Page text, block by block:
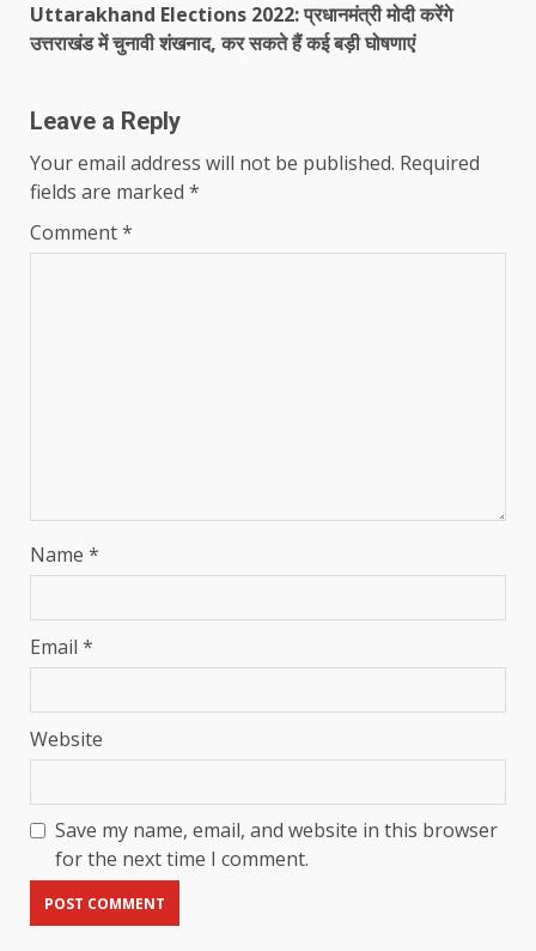
Uttarakhand Elections 2022: प्रधानमंत्री मोदी करेंगे
उत्तराखंड में चुनावी शंखनाद, कर सकते हैं कई बड़ी घोषणाएं
Leave a Reply
Your email address will not be published. Required
fields are marked *
Comment*
Name *
Email *
Website
Save my name, email, and website in this browser
for the next time I comment.